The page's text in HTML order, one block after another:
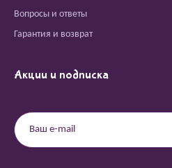
Вопросы и ответы
Гарантия и возврат
Акции и подписка